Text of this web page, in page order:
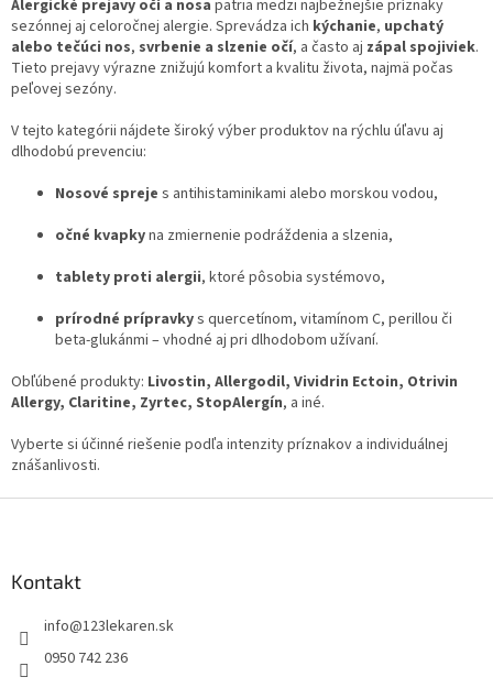
a
c
i
e
v
v
p
s
a
n
e
Alergické prejavy očí a nosa patria medzi najbežnejšie príznaky
sezónnej aj celoročnej alergie. Sprevádza ich kýchanie, upchatý
alebo tečúci nos, svrbenie a slzenie očí, a často aj zápal spojiviek.
Tieto prejavy výrazne znižujú komfort a kvalitu života, najmä počas
peľovej sezóny.
V tejto kategórii nájdete široký výber produktov na rýchlu úľavu aj
dlhodobú prevenciu:
Nosové spreje s antihistaminikami alebo morskou vodou,
očné kvapkyna zmiernenie podráždenia a slzenia,
tablety proti alergii, ktoré pôsobia systémovo,
prírodné prípravkys quercetínom, vitamínom C, perillou či
beta-glukánmi – vhodné aj pri dlhodobom užívaní.
Obľúbené produkty: Livostin, Allergodil, Vividrin Ectoin, Otrivin
Allergy, Claritine, Zyrtec, StopAlergín, a iné.
Vyberte si účinné riešenie podľa intenzity príznakov a individuálnej
znášanlivosti.
Kontakt
info@123lekaren.sk
0950 742 236